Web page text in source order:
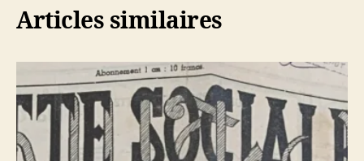
Articles similaires